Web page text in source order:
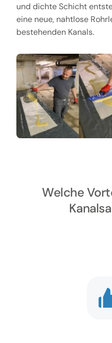
und dichte Schicht
eine neue, nahtlose
bestehenden Kanals.
Welche